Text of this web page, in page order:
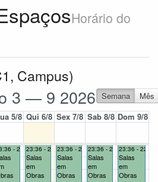
Horário do
Campus)
3 — 9 2026 Semana
Mês
5/8 Qui 6/8 Sex 7/8 Sab 8/8 Dom 9/8
- 22:5923:36 - 22:59
Salas
em
Obras
23:36 - 22:59
Salas
em
Obras
23:36 - 22:59
Salas
em
Obras
23:36 - 22:59
Salas
em
Obras